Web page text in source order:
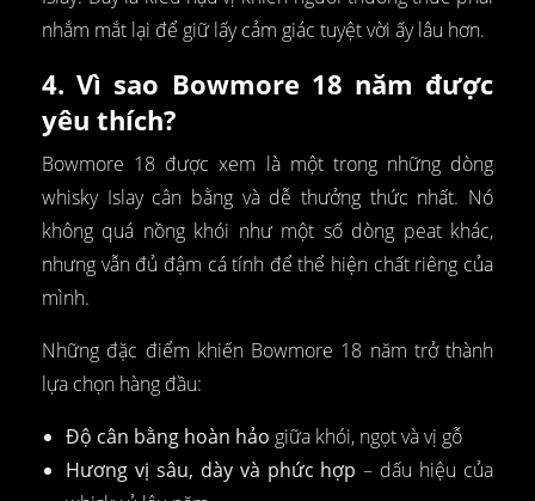
nhắm mắt lại để giữ lấy cảm giác tuyệt vời ấy lâu hơn.
4. Vì sao Bowmore 18 năm được
yêu thích?
Bowmore 18 được xem là một trong những dòng
whisky Islay cân bằng và dễ thưởng thức nhất. Nó
không quá nồng khói như một số dòng peat khác,
nhưng vẫn đủ đậm cá tính để thể hiện chất riêng của
mình.
Những đặc điểm khiến Bowmore 18 năm trở thành
lựa chọn hàng đầu:
Độ cân bằng hoàn hảo giữa khói, ngọt và vị gỗ
Hương vị sâu, dày và phức hợp – dấu hiệu của